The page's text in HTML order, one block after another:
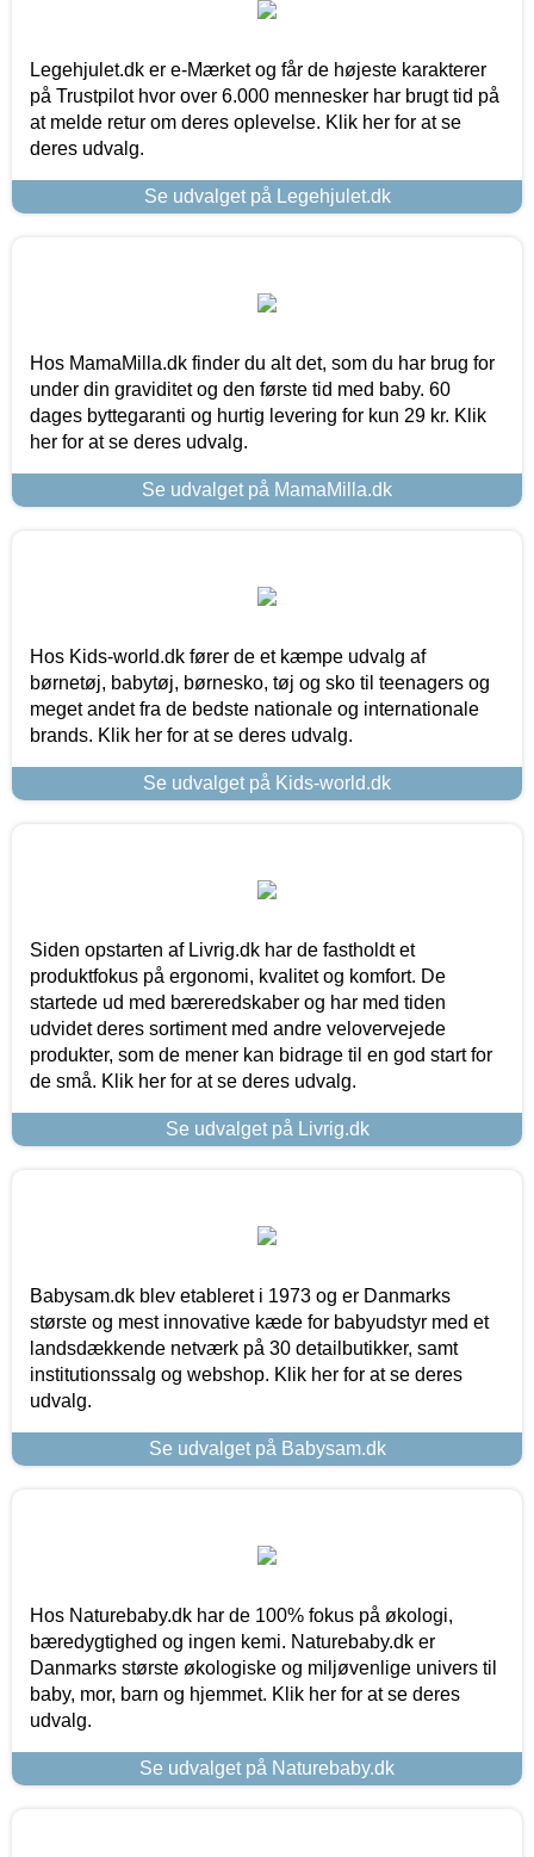
Legehjulet.dk er e-Mærket og får de højeste karakterer
på Trustpilot hvor over 6.000 mennesker har brugt tid på
at melde retur om deres oplevelse. Klik her for at se
deres udvalg.
Se udvalget på Legehjulet.dk
Hos MamaMilla.dk finder du alt det, som du har brug for
under din graviditet og den første tid med baby. 60
dages byttegaranti og hurtig levering for kun 29 kr. Klik
her for at se deres udvalg.
Se udvalget på MamaMilla.dk
Hos Kids-world.dk fører de et kæmpe udvalg af
børnetøj, babytøj, børnesko, tøj og sko til teenagers og
meget andet fra de bedste nationale og internationale
brands. Klik her for at se deres udvalg.
Se udvalget på Kids-world.dk
Siden opstarten af Livrig.dk har de fastholdt et
produktfokus på ergonomi, kvalitet og komfort. De
startede ud med bæreredskaber og har med tiden
udvidet deres sortiment med andre velovervejede
produkter, som de mener kan bidrage til en god start for
de små. Klik her for at se deres udvalg.
Se udvalget på Livrig.dk
Babysam.dk blev etableret i 1973 og er Danmarks
største og mest innovative kæde for babyudstyr med et
landsdækkende netværk på 30 detailbutikker, samt
institutionssalg og webshop. Klik her for at se deres
udvalg.
Se udvalget på Babysam.dk
Hos Naturebaby.dk har de 100% fokus på økologi,
bæredygtighed og ingen kemi. Naturebaby.dk er
Danmarks største økologiske og miljøvenlige univers til
baby, mor, barn og hjemmet. Klik her for at se deres
udvalg.
Se udvalget på Naturebaby.dk